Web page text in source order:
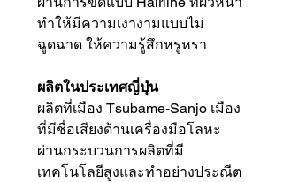
ทำให้มีความเงางามแบบไม่
ฉูดฉาด ให้ความรู้สึกหรูหรา
ผลิตในประเทศญี่ปุ่น
ผลิตที่เมือง Tsubame-Sanjo เมือง
ที่มีชื่อเสียงด้านเครื่องมือโลหะ
ผ่านกระบวนการผลิตที่มี
เทคโนโลยีสูงและทำอย่างประณีต